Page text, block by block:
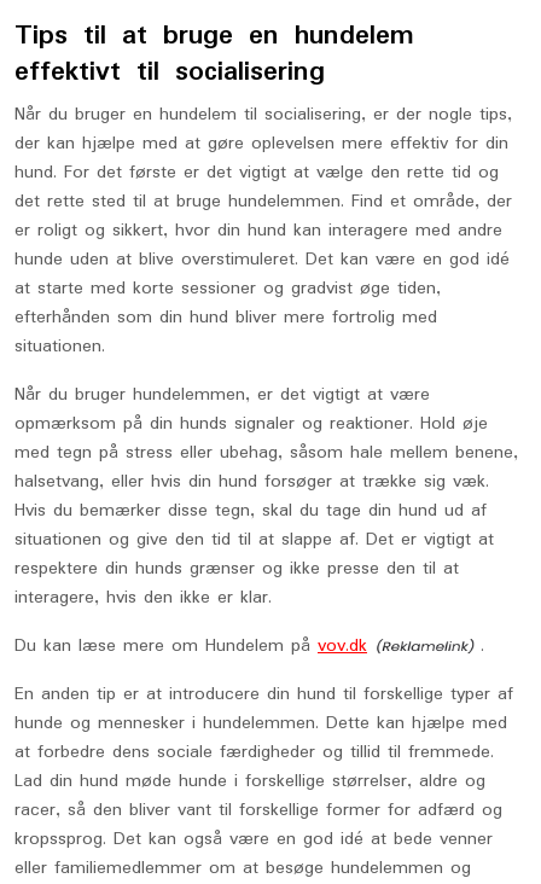
Tips til at bruge en hundelem
effektivt til socialisering
Når du bruger en hundelem til socialisering, er der nogle tips,
der kan hjælpe med at gøre oplevelsen mere effektiv for din
hund. For det første er det vigtigt at vælge den rette tid og
det rette sted til at bruge hundelemmen. Find et område, der
er roligt og sikkert, hvor din hund kan interagere med andre
hunde uden at blive overstimuleret. Det kan være en god idé
at starte med korte sessioner og gradvist øge tiden,
efterhånden som din hund bliver mere fortrolig med
situationen.
Når du bruger hundelemmen, er det vigtigt at være
opmærksom på din hunds signaler og reaktioner. Hold øje
med tegn på stress eller ubehag, såsom hale mellem benene,
halsetvang, eller hvis din hund forsøger at trække sig væk.
Hvis du bemærker disse tegn, skal du tage din hund ud af
situationen og give den tid til at slappe af. Det er vigtigt at
respektere din hunds grænser og ikke presse den til at
interagere, hvis den ikke er klar.
Du kan læse mere om Hundelem på vov.dk
.
En anden tip er at introducere din hund til forskellige typer af
hunde og mennesker i hundelemmen. Dette kan hjælpe med
at forbedre dens sociale færdigheder og tillid til fremmede.
Lad din hund møde hunde i forskellige størrelser, aldre og
racer, så den bliver vant til forskellige former for adfærd og
kropssprog. Det kan også være en god idé at bede venner
eller familiemedlemmer om at besøge hundelemmen og